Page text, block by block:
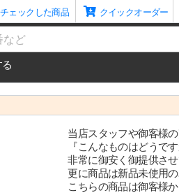
チェックした商品 クイックオーダー
当店スタッフや御客様
『こんなものはどうで
非常に御安く御提供させ
更に商品は新品未使用
こちらの商品は御客様